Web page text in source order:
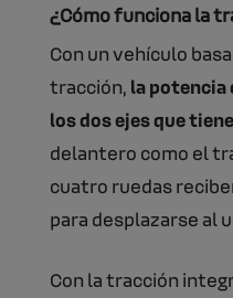
¿Cómo funciona la
Con un vehículo
tracción, la potencia
los dos ejes que
delantero como el
cuatro ruedas
para desplazarse al
Con la tracción